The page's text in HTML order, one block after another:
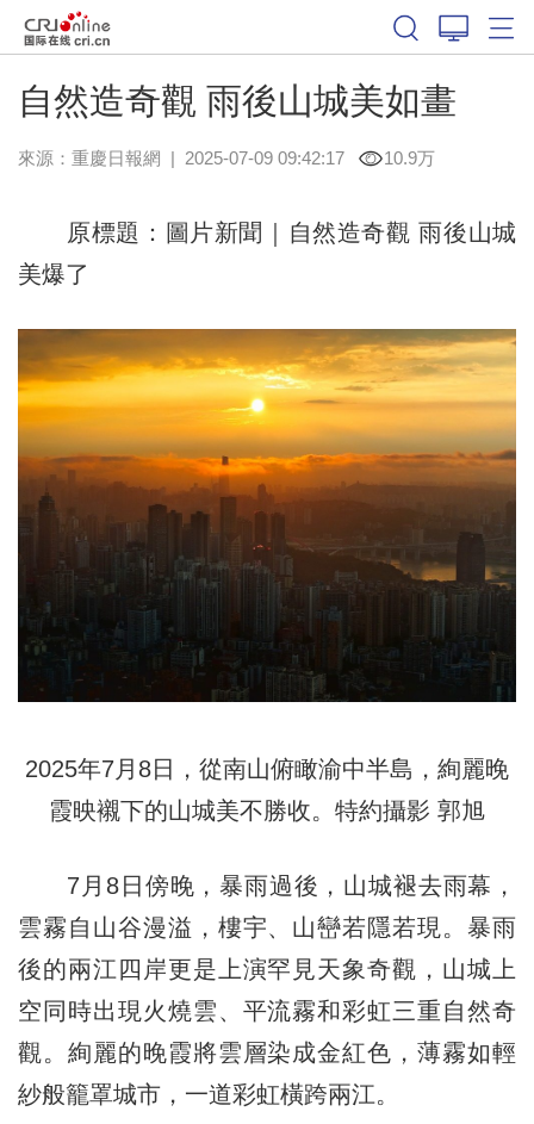
自然造奇觀 雨後山城美如畫
來源： 重慶日報網 | 2025-07-09 09:42:17 10.9万
原標題：圖片新聞｜自然造奇觀 雨後山城
美爆了
2025年7月8日，從南山俯瞰渝中半島，絢麗晚
霞映襯下的山城美不勝收。特約攝影 郭旭
7月8日傍晚，暴雨過後，山城褪去雨幕，
雲霧自山谷漫溢，樓宇、山巒若隱若現。暴雨
後的兩江四岸更是上演罕見天象奇觀，山城上
空同時出現火燒雲、平流霧和彩虹三重自然奇
觀。絢麗的晚霞將雲層染成金紅色，薄霧如輕
紗般籠罩城市，一道彩虹橫跨兩江。